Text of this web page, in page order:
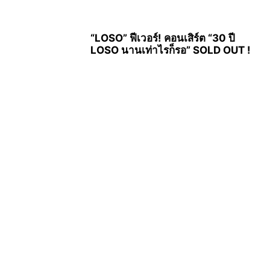
“LOSO” ฟีเวอร์! คอนเสิร์ต “30 ปี
LOSO นานเท่าไรก็รอ” SOLD OUT !